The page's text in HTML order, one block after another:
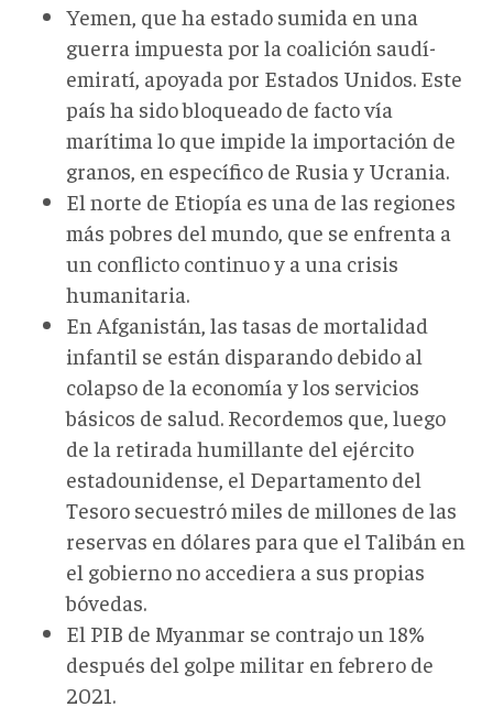
Yemen, que ha estado sumida en una
guerra impuesta por la coalición saudí-
emiratí, apoyada por Estados Unidos. Este
país ha sido bloqueado de facto vía
marítima lo que impide la importación de
granos, en específico de Rusia y Ucrania.
El norte de Etiopía es una de las regiones
más pobres del mundo, que se enfrenta a
un conflicto continuo y a una crisis
humanitaria.
En Afganistán, las tasas de mortalidad
infantil se están disparando debido al
colapso de la economía y los servicios
básicos de salud. Recordemos que, luego
de la retirada humillante del ejército
estadounidense, el Departamento del
Tesoro secuestró miles de millones de las
reservas en dólares para que el Talibán en
el gobierno no accediera a sus propias
bóvedas.
El PIB de Myanmar se contrajo un 18%
después del golpe militar en febrero de
2021.